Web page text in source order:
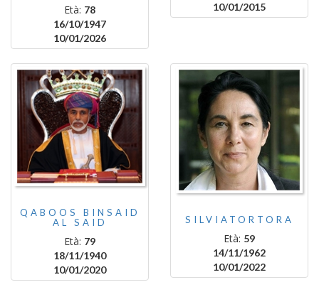
Età: 78
16/10/1947
10/01/2026
10/01/2015
QABOOS BINSAID
AL SAID
Età: 79
18/11/1940
10/01/2020
SILVIATORTORA
Età: 59
14/11/1962
10/01/2022